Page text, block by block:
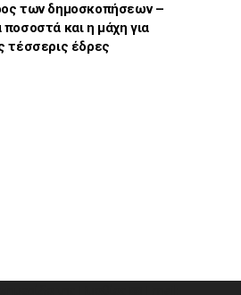
των δημοσκοπήσεων –
ποσοστά και η μάχη για
τέσσερις έδρες